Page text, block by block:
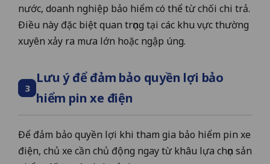
nước, doanh nghiệp bảo hiểm có thể từ chối chi trả.
Điều này đặc biệt quan trọng tại các khu vực thường
xuyên xảy ra mưa lớn hoặc ngập úng.
3
Lưu ý để đảm bảo quyền lợi bảo
hiểm pin xe điện
Để đảm bảo quyền lợi khi tham gia bảo hiểm pin xe
điện, chủ xe cần chủ động ngay từ khâu lựa chọn sản